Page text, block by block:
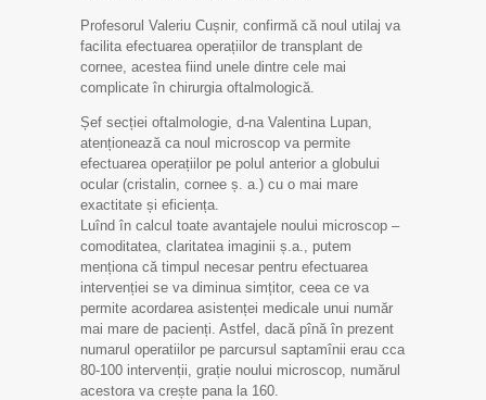
Profesorul Valeriu Cușnir, confirmă că noul utilaj va
facilita efectuarea operațiilor de transplant de
cornee, acestea fiind unele dintre cele mai
complicate în chirurgia oftalmologică.
Șef secției oftalmologie, d-na Valentina Lupan,
atenționează ca noul microscop va permite
efectuarea operațiilor pe polul anterior a globului
ocular (cristalin, cornee ș. a.) cu o mai mare
exactitate și eficiența.
Luînd în calcul toate avantajele noului microscop –
comoditatea, claritatea imaginii ș.a., putem
menționa că timpul necesar pentru efectuarea
intervenției se va diminua simțitor, ceea ce va
permite acordarea asistenței medicale unui număr
mai mare de pacienți. Astfel, dacă pînă în prezent
numarul operatiilor pe parcursul saptamînii erau cca
80-100 intervenții, grație noului microscop, numărul
acestora va crește pana la 160.